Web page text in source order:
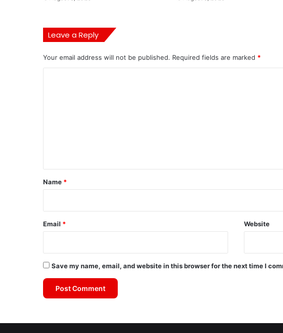
Leave a Reply
Your email address will not be published. Required fields are marked *
*
Name *
Email * Website
Save my name, email, and website in this browser for the next time I